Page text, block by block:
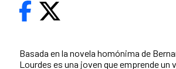
Basada en la novela homónima de
Lourdes es una joven que emprende un